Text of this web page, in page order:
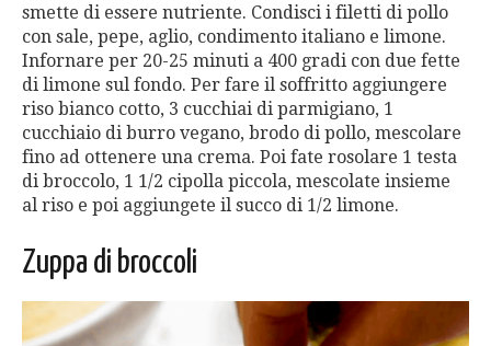
smette di essere nutriente. Condisci i filetti di pollo
con sale, pepe, aglio, condimento italiano e limone.
Infornare per 20-25 minuti a 400 gradi con due fette
di limone sul fondo. Per fare il soffritto aggiungere
riso bianco cotto, 3 cucchiai di parmigiano, 1
cucchiaio di burro vegano, brodo di pollo, mescolare
fino ad ottenere una crema. Poi fate rosolare 1 testa
di broccolo, 1 1/2 cipolla piccola, mescolate insieme
al riso e poi aggiungete il succo di 1/2 limone.
Zuppa di broccoli